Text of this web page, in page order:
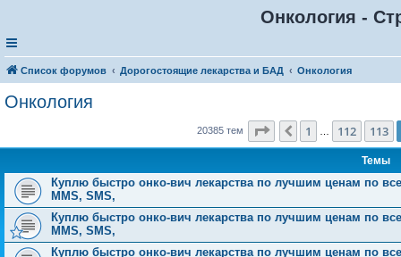
Онкология -
Список форумов Дорогостоящие лекарства и БАД Онкология
Онкология
20385 тем Страница 114из 816
Пред.
1 112 113
Темы
Куплю быстро онко-вич лекарства по лучшим ценам по
MMS, SMS,
Куплю быстро онко-вич лекарства по лучшим ценам по
MMS, SMS,
Куплю быстро онко-вич лекарства по лучшим ценам по